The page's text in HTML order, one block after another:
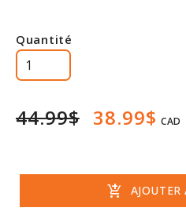
Quantité
44.99$ 38.99$ CAD
add_shopping_cart